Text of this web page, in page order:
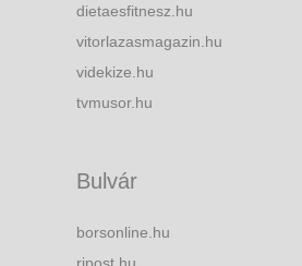
dietaesfitnesz.hu
vitorlazasmagazin.hu
videkize.hu
tvmusor.hu
Bulvár
borsonline.hu